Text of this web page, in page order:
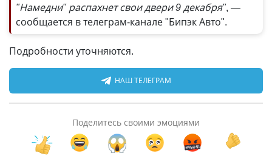
"Намедни" распахнет свои двери 9 декабря", —
сообщается в телеграм-канале "Бипэк Авто".
Подробности уточняются.
НАШ ТЕЛЕГРАМ
Поделитесь своими эмоциями